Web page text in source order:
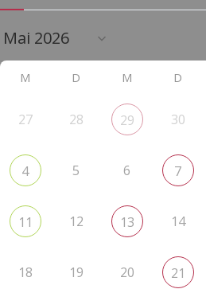
M D M D
27 28 29 30
4 5 6 7
11 12 13 14
18 19 20 21